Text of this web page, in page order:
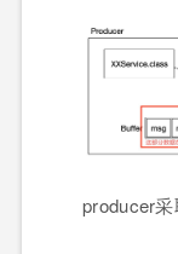
producer